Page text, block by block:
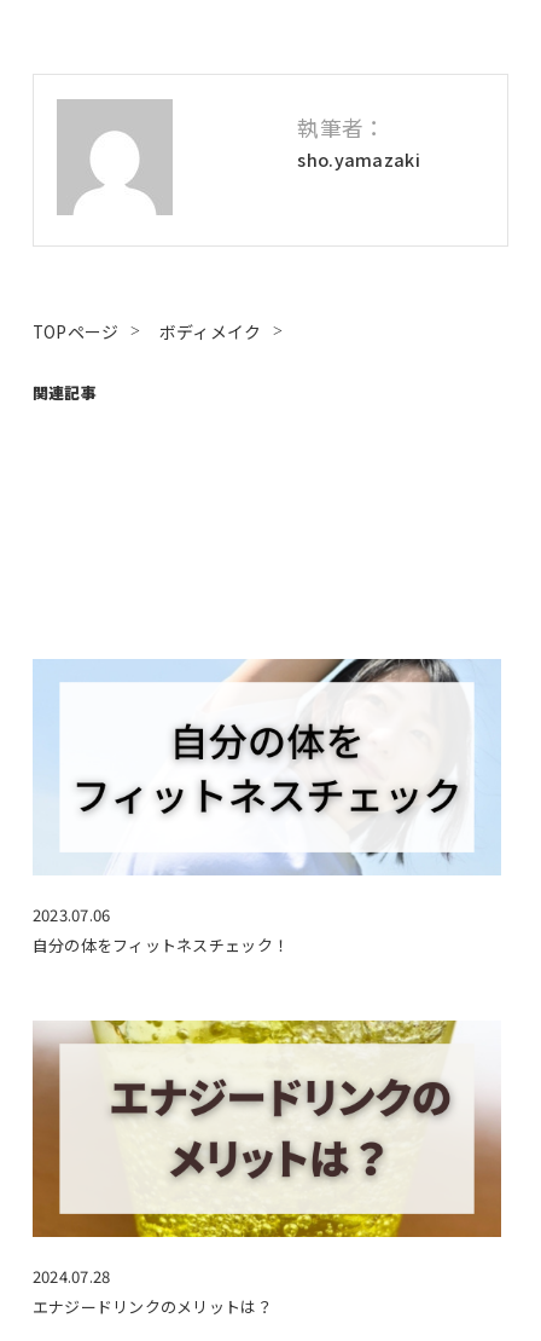
執筆者：
sho.yamazaki
TOPページ ボディメイク
関連記事
2023.07.06
自分の体をフィットネスチェック！
2024.07.28
エナジードリンクのメリットは？